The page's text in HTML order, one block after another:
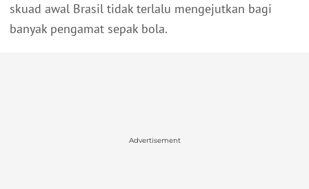
skuad awal Brasil tidak terlalu mengejutkan bagi
banyak pengamat sepak bola.
Advertisement